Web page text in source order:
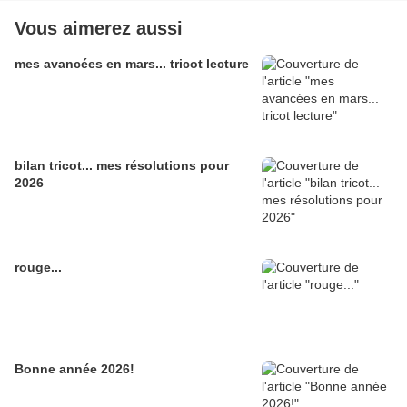
Vous aimerez aussi
mes avancées en mars... tricot lecture
bilan tricot... mes résolutions pour
2026
rouge...
Bonne année 2026!